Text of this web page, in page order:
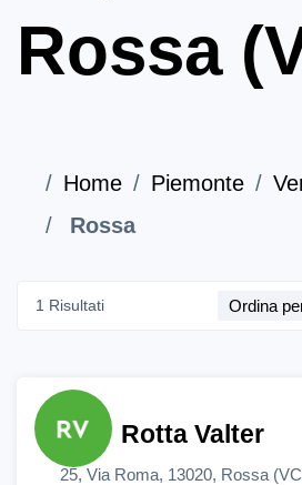
Rossa
Home Piemonte
Rossa
1 Risultati Ordina
Rotta Valter
25, Via Roma, 13020, Rossa